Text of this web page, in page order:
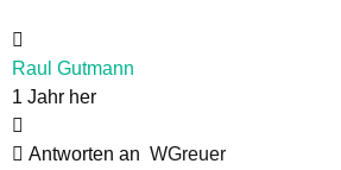
Raul Gutmann
1 Jahr her
Antworten an WGreuer